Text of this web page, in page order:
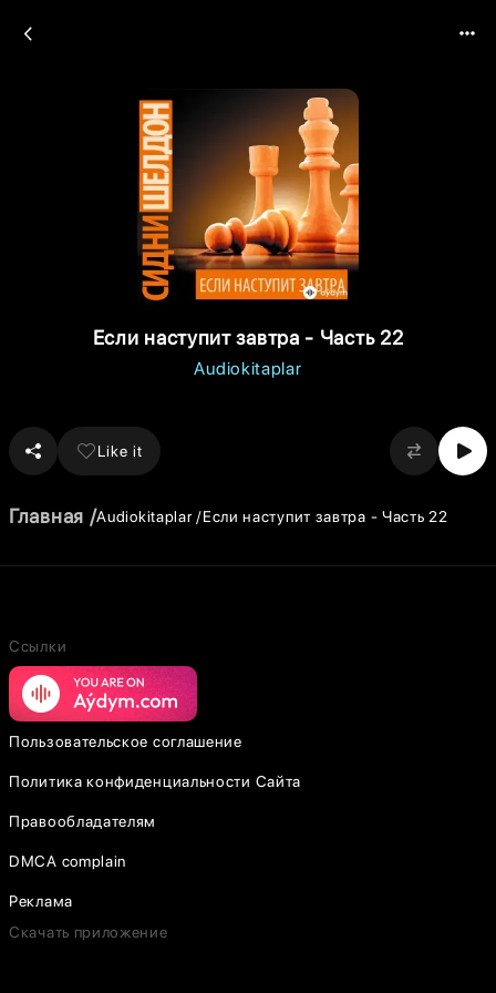
Если наступит завтра - Часть 22
Audiokitaplar
Like it
Главная Audiokitaplar Если наступит завтра - Часть 22
Ссылки
Пользовательское соглашение
Политика конфиденциальности Сайта
Правообладателям
DMCA complain
Реклама
Скачать приложение